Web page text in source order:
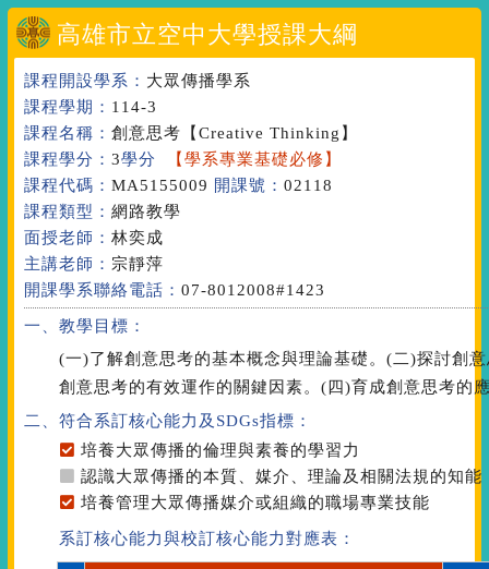
高雄市立空中大學授課大綱
課程開設學系： 大眾傳播學系
課程學期： 114-3
課程名稱： 創意思考 【Creative Thinking】
課程學分： 3學分
【學系專業基礎必修】
課程代碼： MA5155009 開課號： 02118
課程類型： 網路教學
面授老師： 林奕成
主講老師： 宗靜萍
開課學系聯絡電話： 07-8012008#1423
一、教學目標：
(一)了解創意思考的基本概念與理論基礎。(二)探討創
創意思考的有效運作的關鍵因素。(四)育成創意思考的
二、符合系訂核心能力 及SDGs指標 ：
培養大眾傳播的倫理與素養的學習力
認識大眾傳播的本質、媒介、理論及相關法規的知能
培養管理大眾傳播媒介或組織的職場專業技能
系訂核心能力與校訂核心能力對應表：